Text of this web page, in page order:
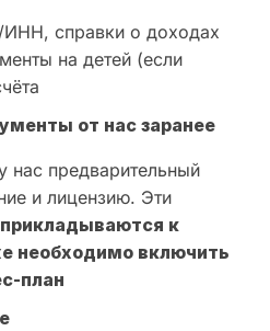
справки о доходах
на детей (если
от нас заранее
нас предварительный
и лицензию. Эти
прикладываются к
необходимо включить
план